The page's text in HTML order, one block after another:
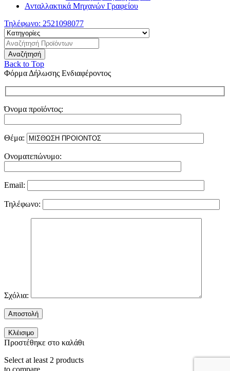
Ανταλλακτικά Μηχανών Γραφείου
Τηλέφωνο: 2521098077
Back to Top
Φόρμα Δήλωσης Ενδιαφέροντος
Όνομα προϊόντος:
Θέμα:
Ονοματεπώνυμο:
Email:
Τηλέφωνο:
Σχόλια:
Κλέισιμο
Προστέθηκε στο καλάθι
Select at least 2 products
to compare